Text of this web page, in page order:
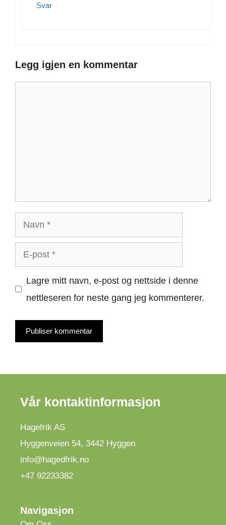
Svar
Legg igjen en kommentar
Navn
post
Lagre mitt navn, e-post og nettside i denne
nettleseren for neste gang jeg kommenterer.
Vår kontaktinformasjon
Hagefrik AS
Hyggenveien 54, 3442 Hyggen
info@hagedfrik.no
+47 92233382
Navigasjon